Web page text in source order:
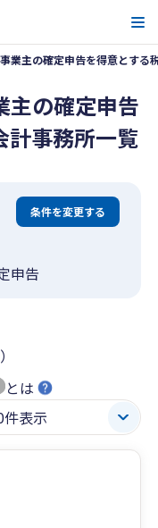
業主の確定申告を得意とする
主の確定申告
計事務所一覧
条件を変更する
申告
とは